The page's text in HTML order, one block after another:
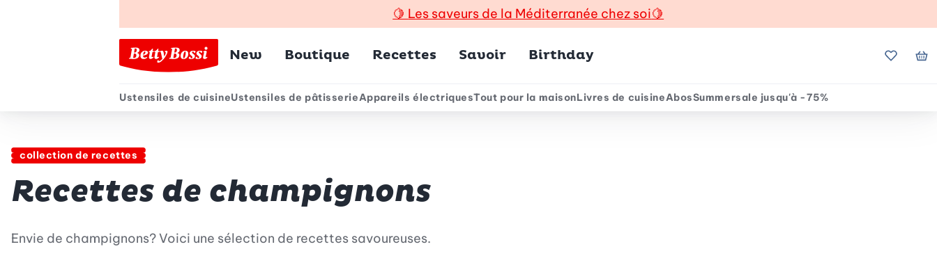
🍋 Les saveurs de la Méditerranée chez soi🍋
Menu principal
New Boutique Recettes Savoir Birthday Mes
Menu secondaire
Ustensiles de cuisineUstensiles de pâtisserieAppareils électriquesTout pour la maisonLivres de cuisineAbosSummersale jusqu'à -75%
collection de recettes
Recettes de champignons
Envie de champignons? Voici une sélection de recettes savoureuses.